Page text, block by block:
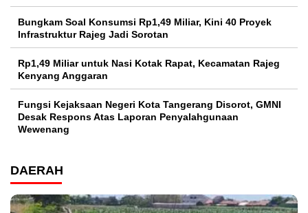
Bungkam Soal Konsumsi Rp1,49 Miliar, Kini 40 Proyek
Infrastruktur Rajeg Jadi Sorotan
Rp1,49 Miliar untuk Nasi Kotak Rapat, Kecamatan Rajeg
Kenyang Anggaran
Fungsi Kejaksaan Negeri Kota Tangerang Disorot, GMNI
Desak Respons Atas Laporan Penyalahgunaan
Wewenang
DAERAH